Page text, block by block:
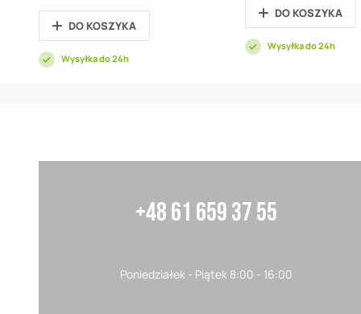
DO KOSZYKA
Wysyłka do 24h
DO KOSZYKA
Wysyłka do 24h
+48 61 659 37 55
Poniedziałek - Piątek 8:00 - 16:00